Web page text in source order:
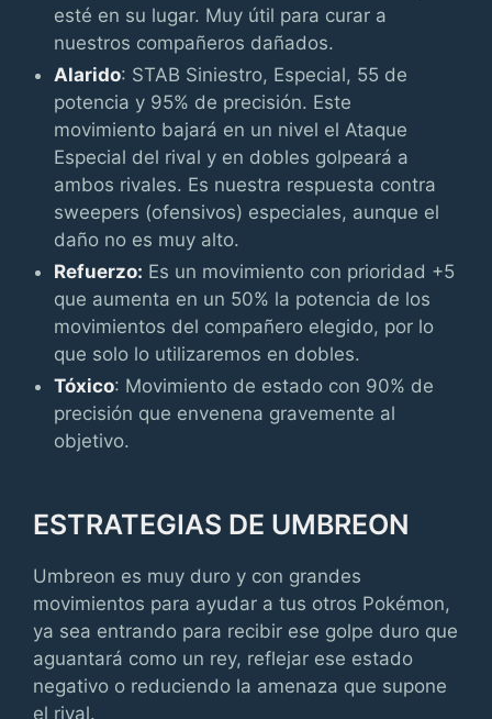
esté en su lugar. Muy útil para curar a
nuestros compañeros dañados.
Alarido: STAB Siniestro, Especial, 55 de
potencia y 95% de precisión. Este
movimiento bajará en un nivel el Ataque
Especial del rival y en dobles golpeará a
ambos rivales. Es nuestra respuesta contra
sweepers (ofensivos) especiales, aunque el
daño no es muy alto.
Refuerzo: Es un movimiento con prioridad +5
que aumenta en un 50% la potencia de los
movimientos del compañero elegido, por lo
que solo lo utilizaremos en dobles.
Tóxico: Movimiento de estado con 90% de
precisión que envenena gravemente al
objetivo.
ESTRATEGIAS DE UMBREON
Umbreon es muy duro y con grandes
movimientos para ayudar a tus otros Pokémon,
ya sea entrando para recibir ese golpe duro que
aguantará como un rey, reflejar ese estado
negativo o reduciendo la amenaza que supone
el rival.